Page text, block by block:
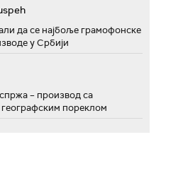
да се најбоље грамофонске
у Србији
– производ са
пореклом